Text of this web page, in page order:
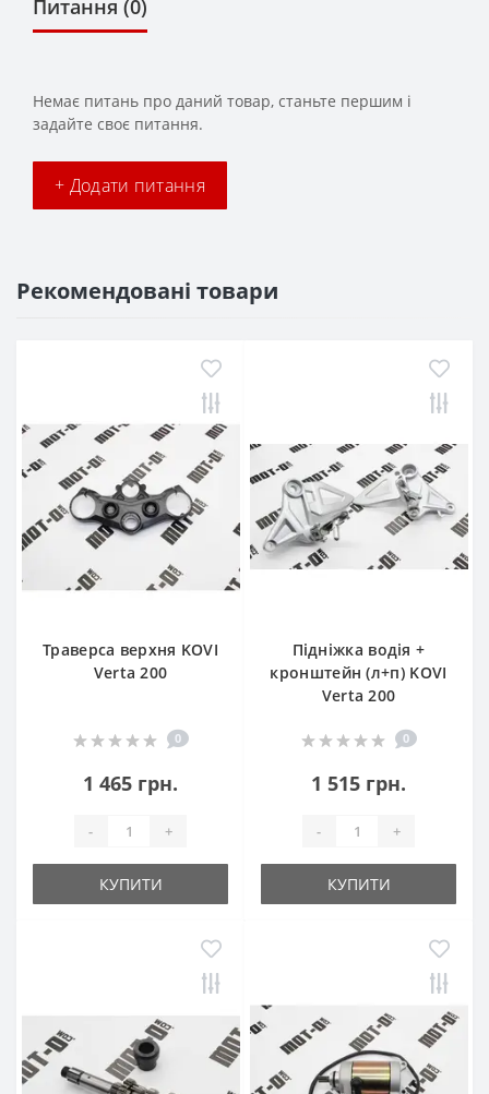
Питання (0)
Немає питань про даний товар, станьте першим і
задайте своє питання.
+ Додати питання
Рекомендовані товари
Траверса верхня KOVI
Verta 200
0
1 465 грн.
- +
КУПИТИ
Підніжка водія +
кронштейн (л+п) KOVI
Verta 200
0
1 515 грн.
- +
КУПИТИ